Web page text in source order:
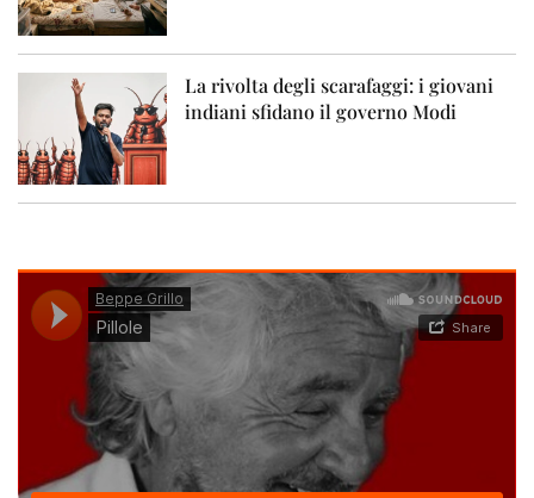
La rivolta degli scarafaggi: i giovani
indiani sfidano il governo Modi